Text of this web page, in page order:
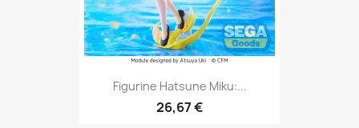
Figurine Hatsune Miku:...
26,67 €